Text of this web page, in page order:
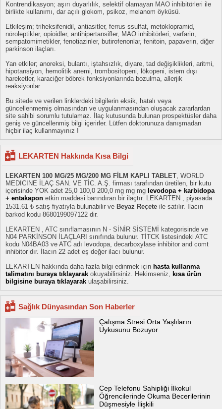
Kontrendikasyon; aşırı duyarlılık, selektif olamayan MAO inhibitörleri ile
birlikte kullanımı, dar açılı glokom, psikoz, melanom öyküsü.
Etkileşim; triheksifenidil, antiasitler, ferrus ssulfat, metoklopramid,
nöroleptikler, opioidler, antihipertansifler, MAO inhibitörleri, varfarin,
sempatomimetikler, fenotiazinler, butirofenonlar, fenitoin, papaverin, diğer
parkinson ilaçları.
Yan etkiler; anoreksi, bulantı, iştahsızlık, diyare, tad değişiklikleri, aritmi,
hipotansiyon, hemolitik anemi, trombositopeni, lökopeni, istem dışı
hareketler, karaciğer böbrek fonksiyonlarında bozulma, allerjik
reaksiyonlar...
Bu sitede ve verilen linklerdeki bilgilerin eksik, hatalı veya
güncellenmemiş olmasından ve uygulanmasından oluşacak zararlardan
site sahibi sorumlu tutulamaz. İlaç kutusunda bulunan prospektüsler daha
geniş ve güncellenmiş bilgi içerirler. Lütfen doktorunuza danışmadan
hiçbir ilaç kullanmayınız !
LEKARTEN Hakkında Kısa Bilgi
LEKARTEN 100 MG/25 MG/200 MG FİLM KAPLI TABLET, WORLD
MEDICINE İLAÇ SAN. VE TİC. A.Ş. firması tarafından üretilen, bir kutu
içerisinde YOK adet 25,0 100,0 200,0 mg mg mg levodopa + karbidopa
+ entakapon etkin maddesi barındıran bir ilaçtır. LEKARTEN , piyasada
1531.61 ₺ satış fiyatıyla bulunabilir ve Beyaz Reçete ile satılır. İlacın
barkod kodu 8680199097122 dir.
LEKARTEN , ATC sınıflamasının N - SİNİR SİSTEMİ kategorisinde ve
N04 PARKİNSON İLAÇLARI sınıfında bulunur. TİTCK listesindeki ATC
kodu N04BA03 ve ATC adı levodopa, decarboxylase inhibitor and comt
inhibitor dır. İlacın 22 adet eş değer ilacı bulunur.
LEKARTEN hakkında daha fazla bilgi edinmek için hasta kullanma
talimatını buraya tıklayarak okuyabilirsiniz. Hekimseniz, kısa ürün
bilgisine buraya tıklayarak ulaşabilirsiniz.
Sağlık Dünyasından Son Haberler
Çalışma Stresi Orta Yaşlıların
Uykusunu Bozuyor
Cep Telefonu Sahipliği İlkokul
Öğrencilerinde Okuma Becerilerinin
Düşmesiyle İlişkili